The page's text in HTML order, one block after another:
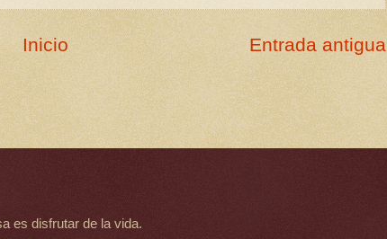
Entrada antigua
Inicio
es disfrutar de la vida.